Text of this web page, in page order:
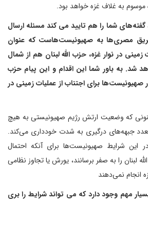
موسوم به غلاف غزه خواهد بود.
شما را هم تایید می کند مسئله ارسال
طریق مصری‌ها به صهیونیست‌هاست که عنوان
در نوار غزه، حزب الله لبنان هم از شمال
شد. به باور شما این اقدام و این پیام حزب
صهیونیست‌ها برای اجتناب از عملیات زمینی در
که وضعیت ارتش رژیم صهیونیستی به هیچ
جبهه‌های درگیری به شدت خودداری می‌کند.
شرایط صهیونیست‌ها برای آنکه احتمال
لبنان را به صفر برسانند، یورش یا تجاوز نظامی
انجام نمی‌دهند
مهم وجود دارد که می تواند شرایط را بری